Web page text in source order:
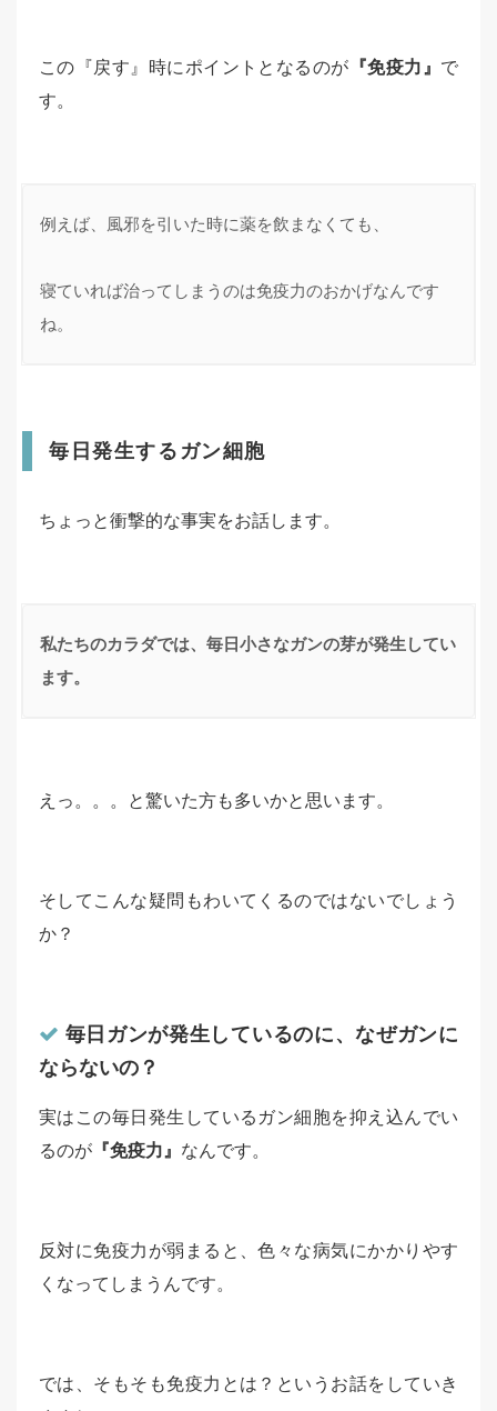
この『戻す』時にポイントとなるのが 『免疫力』 で
す。
例えば、風邪を引いた時に薬を飲まなくても、
寝ていれば治ってしまうのは免疫力のおかげなんです
ね。
毎日発生するガン細胞
ちょっと衝撃的な事実をお話します。
私たちのカラダでは、毎日小さなガンの芽が発生してい
ます。
えっ。。。と驚いた方も多いかと思います。
そしてこんな疑問もわいてくるのではないでしょう
か？
毎日ガンが発生しているのに、なぜガンに
ならないの？
実はこの毎日発生しているガン細胞を抑え込んでい
るのが 『免疫力』 なんです。
反対に免疫力が弱まると、色々な病気にかかりやす
くなってしまうんです。
では、そもそも免疫力とは？というお話をしていき